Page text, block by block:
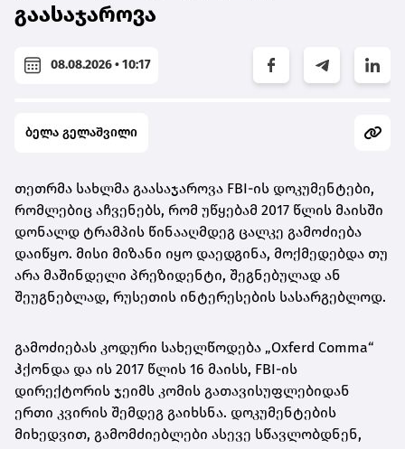
გაასაჯაროვა
08.08.2026 • 10:17
ბელა გელაშვილი
თეთრმა სახლმა გაასაჯაროვა FBI-ის დოკუმენტები,
რომლებიც აჩვენებს, რომ უწყებამ 2017 წლის მაისში
დონალდ ტრამპის წინააღმდეგ ცალკე გამოძიება
დაიწყო. მისი მიზანი იყო დაედგინა, მოქმედებდა თუ
არა მაშინდელი პრეზიდენტი, შეგნებულად ან
შეუგნებლად, რუსეთის ინტერესების სასარგებლოდ.
გამოძიებას კოდური სახელწოდება „Oxferd Comma“
ჰქონდა და ის 2017 წლის 16 მაისს, FBI-ის
დირექტორის ჯეიმს კომის გათავისუფლებიდან
ერთი კვირის შემდეგ გაიხსნა. დოკუმენტების
მიხედვით, გამომძიებლები ასევე სწავლობდნენ,